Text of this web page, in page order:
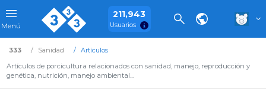
Menú
211,943
Usuarios
333 Sanidad
Artículos
Artículos de porcicultura relacionados con sanidad, manejo, reproducción y
genética, nutrición, manejo ambiental...